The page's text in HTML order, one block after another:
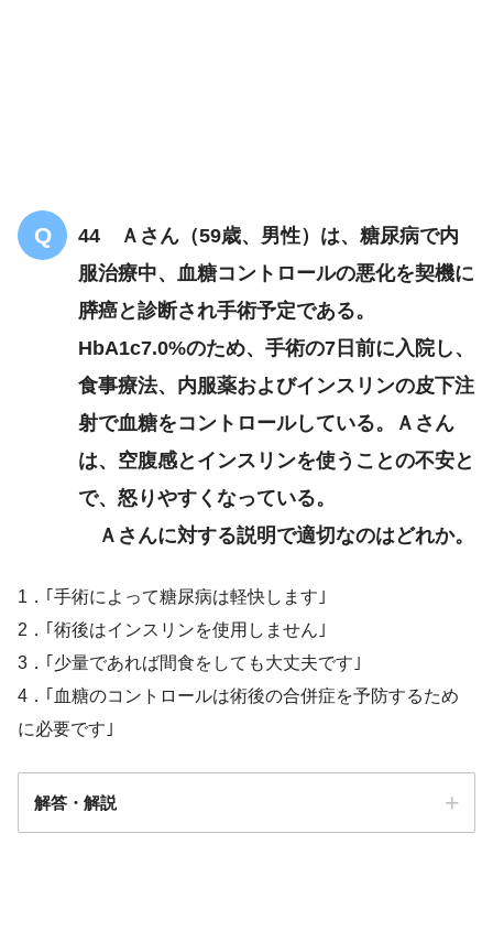
44 Ａさん（59歳、男性）は、糖尿病で内
服治療中、血糖コントロールの悪化を契機に
膵癌と診断され手術予定である。
HbA1c7.0%のため、手術の7日前に入院し、
食事療法、内服薬およびインスリンの皮下注
射で血糖をコントロールしている。Ａさん
は、空腹感とインスリンを使うことの不安と
で、怒りやすくなっている。
Ａさんに対する説明で適切なのはどれか。
1．｢手術によって糖尿病は軽快します｣
2．｢術後はインスリンを使用しません｣
3．｢少量であれば間食をしても大丈夫です｣
4．｢血糖のコントロールは術後の合併症を予防するため
に必要です｣
解答・解説